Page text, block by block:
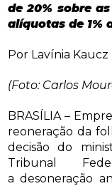
de 20% sobre
alíquotas de 1%
Por Lavínia Kaucz
(Foto: Carlos
BRASÍLIA –
reoneração da
decisão do
Tribunal
a desoneração